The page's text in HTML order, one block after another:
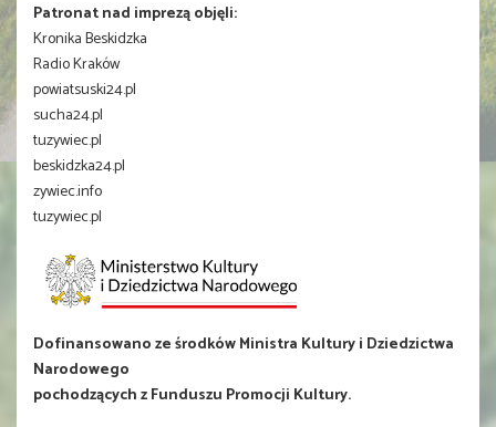
Patronat nad imprezą objęli:
Kronika Beskidzka
Radio Kraków
powiatsuski24.pl
sucha24.pl
tuzywiec.pl
beskidzka24.pl
zywiec.info
tuzywiec.pl
Dofinansowano ze środków Ministra Kultury i Dziedzictwa
Narodowego
pochodzących z Funduszu Promocji Kultury.